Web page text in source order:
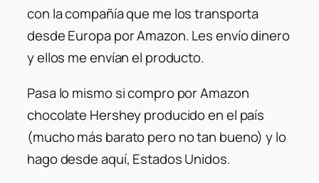
con la compañía que me los transporta
desde Europa por Amazon. Les envío dinero
y ellos me envían el producto.
Pasa lo mismo si compro por Amazon
chocolate Hershey producido en el país
(mucho más barato pero no tan bueno) y lo
hago desde aquí, Estados Unidos.